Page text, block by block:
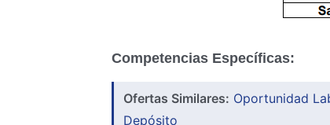
Competencias Específicas:
Ofertas Similares: Oportunidad
Depósito